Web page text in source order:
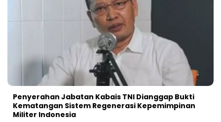
Penyerahan Jabatan Kabais TNI Dianggap Bukti
Kematangan Sistem Regenerasi Kepemimpinan
Militer Indonesia